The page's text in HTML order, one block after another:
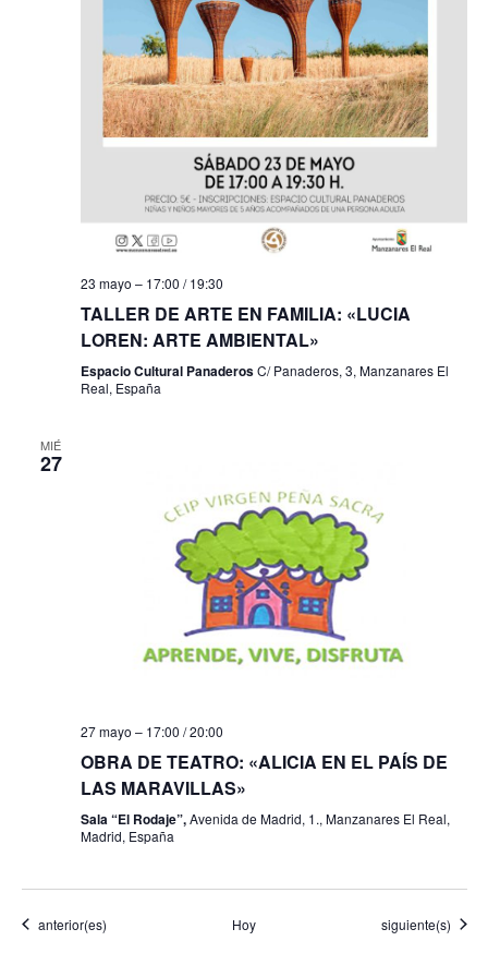
23 mayo – 17:00 /19:30
TALLER DE ARTE EN FAMILIA: «LUCIA
LOREN: ARTE AMBIENTAL»
Espacio Cultural PanaderosC/ Panaderos, 3, Manzanares El
Real, España
MIÉ
27
27 mayo – 17:00 /20:00
OBRA DE TEATRO: «ALICIA EN EL PAÍS DE
LAS MARAVILLAS»
Sala “El Rodaje”,Avenida de Madrid, 1., Manzanares El Real,
Madrid, España
Eventos
anterior(es) Hoy Eventos
siguiente(s)